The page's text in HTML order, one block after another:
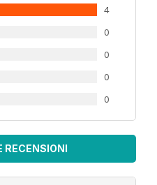
4
0
0
0
0
RECENSIONI